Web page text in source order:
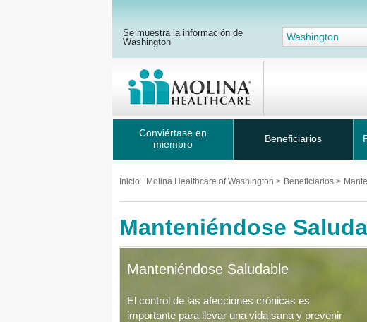
Se muestra la información de
Washington
Washington
Conviértase en
miembro
Beneficiarios
Inicio | Molina Healthcare of Washington > Beneficiarios >
Manteniéndose
Manteniéndose Saludable
El control de las afecciones crónicas es
importante para llevar una vida sana y prevenir